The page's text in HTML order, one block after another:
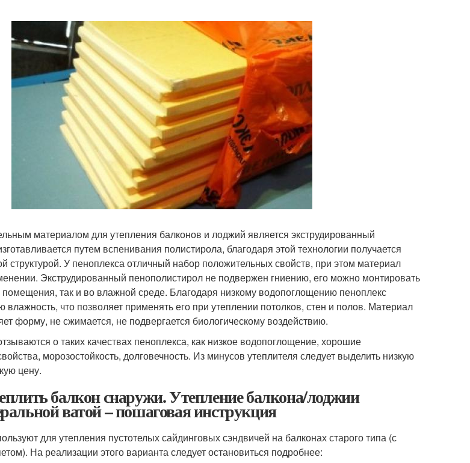
материалом для утепления балконов и лоджий является экструдированный
путем вспенивания полистирола, благодаря этой технологии получается
структурой. У пеноплекса отличный набор положительных свойств, при этом материал
Экструдированный пенополистирол не подвержен гниению, его можно монтировать
помещения, так и во влажной среде. Благодаря низкому водопоглощению пеноплекс
что позволяет применять его при утеплении потолков, стен и полов. Материал
форму, не сжимается, не подвергается биологическому воздействию.
о таких качествах пеноплекса, как низкое водопоглощение, хорошие
морозостойкость, долговечность. Из минусов утеплителя следует выделить низкую
цену.
балкон снаружи. Утепление балкона/лоджии
ватой – пошаговая инструкция
для утепления пустотелых сайдинговых сэндвичей на балконах старого типа (с
На реализации этого варианта следует остановиться подробнее: